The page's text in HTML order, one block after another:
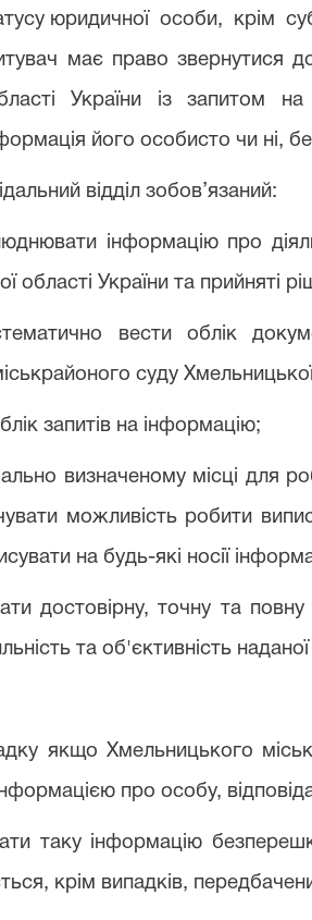
юридичної особи, крім
має право звернутися
України із запитом
його особисто чи ні,
відділ зобов’язаний:
інформацію про
області України та прийняті
вести облік
суду
запитів на інформацію;
визначеному місці для
можливість робити
на будь-які носії
достовірну, точну та повну
та об'єктивність
якщо Хмельницького
про особу,
таку інформацію
крім випадків,